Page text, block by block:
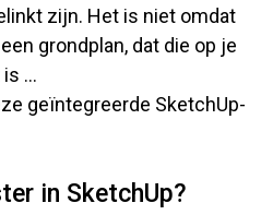
zijn. Het is niet omdat
grondplan, dat die op je
...
geïntegreerde SketchUp-
in SketchUp?